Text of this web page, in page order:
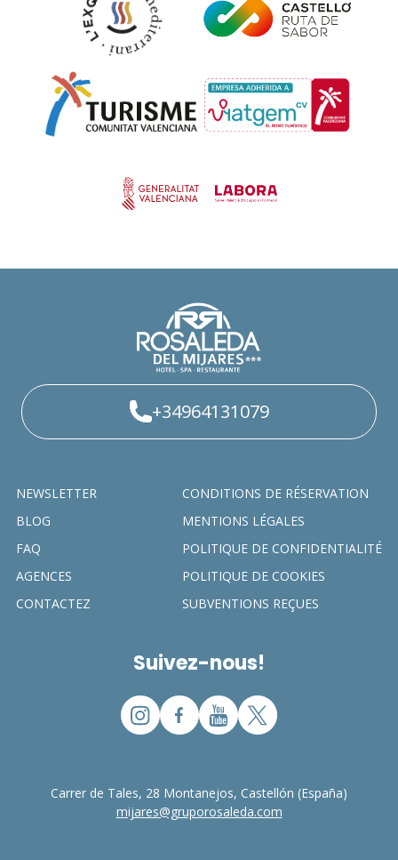
+34964131079
NEWSLETTER
BLOG
FAQ
AGENCES
CONTACTEZ
CONDITIONS DE RÉSERVATION
MENTIONS LÉGALES
POLITIQUE DE CONFIDENTIALITÉ
POLITIQUE DE COOKIES
SUBVENTIONS REÇUES
Suivez-nous!
Carrer de Tales, 28 Montanejos, Castellón (España)
mijares@gruporosaleda.com